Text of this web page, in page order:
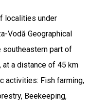
localities under
Vodă Geographical
southeastern part of
at a distance of 45 km
activities: Fish farming,
Beekeeping,